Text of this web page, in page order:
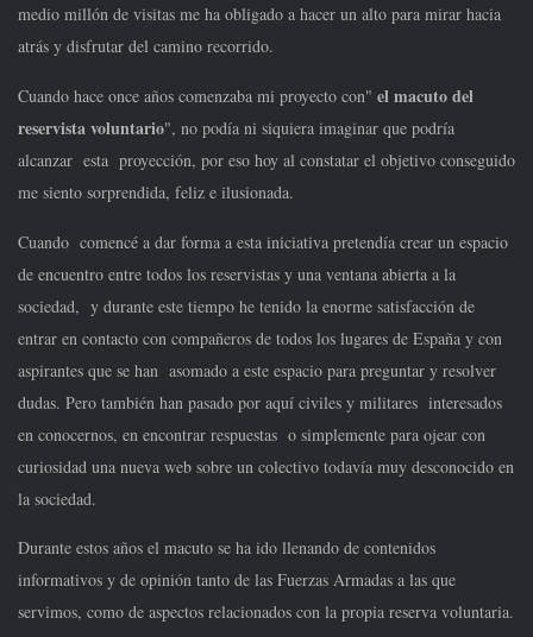
medio millón de visitas me ha obligado a hacer un alto para mirar hacia
atrás y disfrutar del camino recorrido.
Cuando hace once años comenzaba mi proyecto con" el macuto del
reservista voluntario", no podía ni siquiera imaginar que podría
alcanzar esta proyección, por eso hoy al constatar el objetivo conseguido
me siento sorprendida, feliz e ilusionada.
Cuando comencé a dar forma a esta iniciativa pretendía crear un espacio
de encuentro entre todos los reservistas y una ventana abierta a la
sociedad, y durante este tiempo he tenido la enorme satisfacción de
entrar en contacto con compañeros de todos los lugares de España y con
aspirantes que se han asomado a este espacio para preguntar y resolver
dudas. Pero también han pasado por aquí civiles y militares interesados
en conocernos, en encontrar respuestas o simplemente para ojear con
curiosidad una nueva web sobre un colectivo todavía muy desconocido en
la sociedad.
Durante estos años el macuto se ha ido llenando de contenidos
informativos y de opinión tanto de las Fuerzas Armadas a las que
servimos, como de aspectos relacionados con la propia reserva voluntaria.